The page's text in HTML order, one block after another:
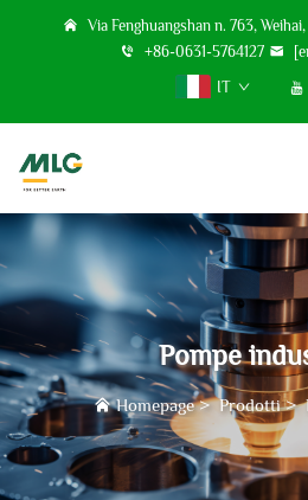
Via Fenghuangshan n. 763,
+86-0631-5764127
IT
Pompe
Homepage>Prodotti>